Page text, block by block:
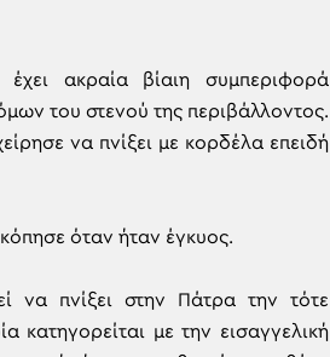
ακραία βίαιη συμπεριφορά
του στενού της περιβάλλοντος.
να πνίξει με κορδέλα επειδή
όταν ήταν έγκυος.
να πνίξει στην Πάτρα την τότε
κατηγορείται με την εισαγγελική